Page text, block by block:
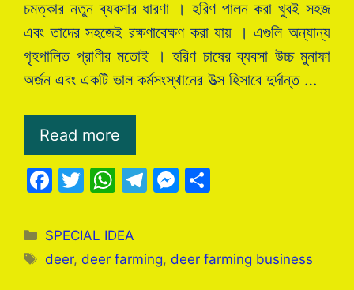
চমত্কার নতুন ব্যবসার ধারণা । হরিণ পালন করা খুবই সহজ
এবং তাদের সহজেই রক্ষণাবেক্ষণ করা যায় । এগুলি অন্যান্য
গৃহপালিত প্রাণীর মতোই । হরিণ চাষের ব্যবসা উচ্চ মুনাফা
অর্জন এবং একটি ভাল কর্মসংস্থানের উত্স হিসাবে দুর্দান্ত …
Read more
F
c
e
T
itt
er
W
at
s
T
gr
M
s e
Categories
SPECIAL IDEA
Tags
deer, deer farming, deer farming business